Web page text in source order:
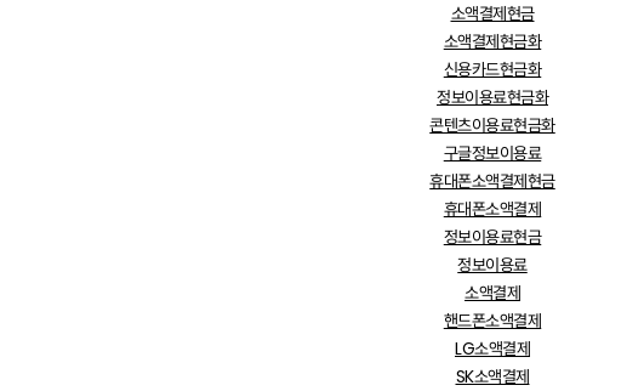
소액결제현금
소액결제현금화
신용카드현금화
정보이용료현금화
콘텐츠이용료현금화
구글정보이용료
휴대폰소액결제현금
휴대폰소액결제
정보이용료현금
정보이용료
소액결제
핸드폰소액결제
LG소액결제
SK소액결제